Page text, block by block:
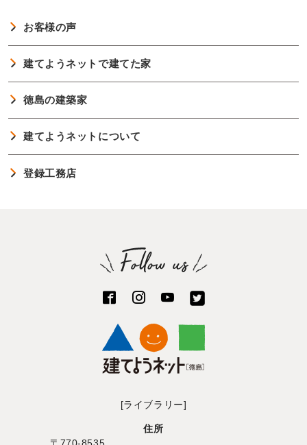
お客様の声
建てようネットで建てた家
徳島の建築家
建てようネットについて
登録工務店
[ライブラリー]
住所